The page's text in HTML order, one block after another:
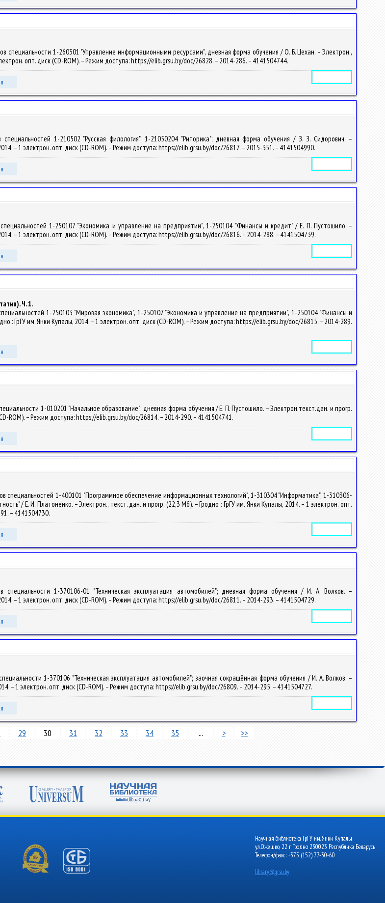
специальности 1-260301 "Управление информационными ресурсами", дневная форма обучения / О. Б. Цехан. – Электрон.,
опт. диск (CD-ROM). – Режим доступа: https://elib.grsu.by/doc/26828. – 2014-286. – 4141504744.
1-210502 "Русская филология", 1-21050204 "Риторика"; дневная форма обучения / З. З. Сидорович. –
– 1 электрон. опт. диск (CD-ROM). – Режим доступа: https://elib.grsu.by/doc/26817. – 2015-351. – 4141504990.
1-250107 "Экономика и управление на предприятии", 1-250104 "Финансы и кредит" / Е. П. Пустошило. –
– 1 электрон. опт. диск (CD-ROM). – Режим доступа: https://elib.grsu.by/doc/26816. – 2014-288. – 4141504739.
Ч. 1.
1-250103 "Мировая экономика", 1-250107 "Экономика и управление на предприятии", 1-250104 "Финансы и
: ГрГУ им. Янки Купалы, 2014. – 1 электрон. опт. диск (CD-ROM). – Режим доступа: https://elib.grsu.by/doc/26815. – 2014-289.
1-010201 "Начальное образование"; дневная форма обучения / Е. П. Пустошило. – Электрон.текст.дан. и прогр.
ROM). – Режим доступа: https://elib.grsu.by/doc/26814. – 2014-290. – 4141504741.
специальностей 1-400101 "Программное обеспечение информационных технологий", 1-310304 "Информатика", 1-310306-
/ Е. И. Платоненко. – Электрон., текст. дан. и прогр. (22,3 Мб). – Гродно : ГрГУ им. Янки Купалы, 2014. – 1 электрон. опт.
– 4141504730.
специальности 1-370106-01 "Техническая эксплуатация автомобилей"; дневная форма обучения / И. А. Волков. –
– 1 электрон. опт. диск (CD-ROM). – Режим доступа: https://elib.grsu.by/doc/26811. – 2014-293. – 4141504729.
1-370106 "Техническая эксплуатация автомобилей"; заочная сокращённая форма обучения / И. А. Волков. –
– 1 электрон. опт. диск (CD-ROM). – Режим доступа: https://elib.grsu.by/doc/26809. – 2014-295. – 4141504727.
29 30 31 32 33 34 35 ... > >>
Научная библиотека ГрГУ им. Янки Купалы
ул.Ожешко, 22 г. Гродно 230023 Республика Беларусь
Телефон/факс: +375 (152) 77-30-60
library@grsu.by